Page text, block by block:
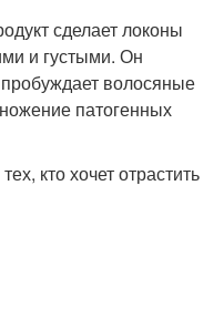
сделает локоны
и густыми. Он
волосяные
патогенных
кто хочет отрастить